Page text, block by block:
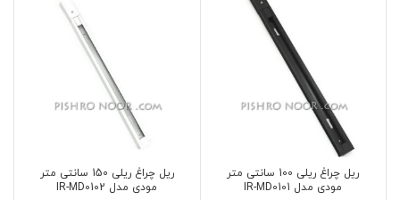
ریل چراغ ریلی 100 سانتی متر
مودی مدل IR-MD0101
ریل چراغ ریلی 150 سانتی متر
مودی مدل IR-MD0102